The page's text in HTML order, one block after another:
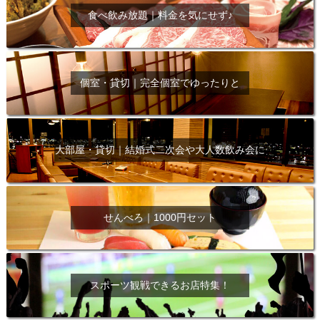
食べ飲み放題｜料金を気にせず♪
個室・貸切｜完全個室でゆったりと
大部屋・貸切｜結婚式二次会や大人数飲み会に
せんべろ｜1000円セット
スポーツ観戦できるお店特集！